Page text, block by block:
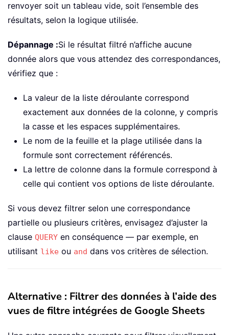
renvoyer soit un tableau vide, soit l’ensemble des
résultats, selon la logique utilisée.
Dépannage :Si le résultat filtré n’affiche aucune
donnée alors que vous attendez des correspondances,
vérifiez que :
La valeur de la liste déroulante correspond
exactement aux données de la colonne, y compris
la casse et les espaces supplémentaires.
Le nom de la feuille et la plage utilisée dans la
formule sont correctement référencés.
La lettre de colonne dans la formule correspond à
celle qui contient vos options de liste déroulante.
Si vous devez filtrer selon une correspondance
partielle ou plusieurs critères, envisagez d’ajuster la
clause QUERY en conséquence — par exemple, en
utilisant like ou and dans vos critères de sélection.
Alternative : Filtrer des données à l’aide des
vues de filtre intégrées de Google Sheets